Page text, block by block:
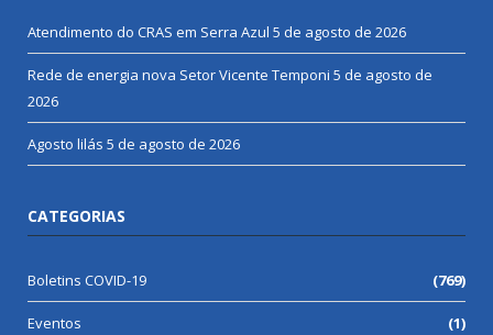
Atendimento do CRAS em Serra Azul 5 de agosto de 2026
Rede de energia nova Setor Vicente Temponi 5 de agosto de
2026
Agosto lilás 5 de agosto de 2026
CATEGORIAS
Boletins COVID-19 (769)
Eventos (1)